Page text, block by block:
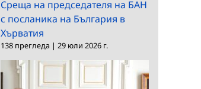
Среща на председателя на БАН
с посланика на България в
Хърватия
138 прегледа | 29 юли 2026 г.